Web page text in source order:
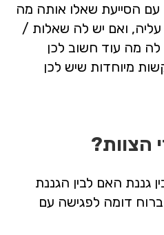
הסייעת שאלו אותה מה
ואם יש לה שאלות /
מה עוד חשוב לכן
מיוחדות שיש לכן
הצוות?
גננת האם לבין הגננת
דומה לפגישה עם